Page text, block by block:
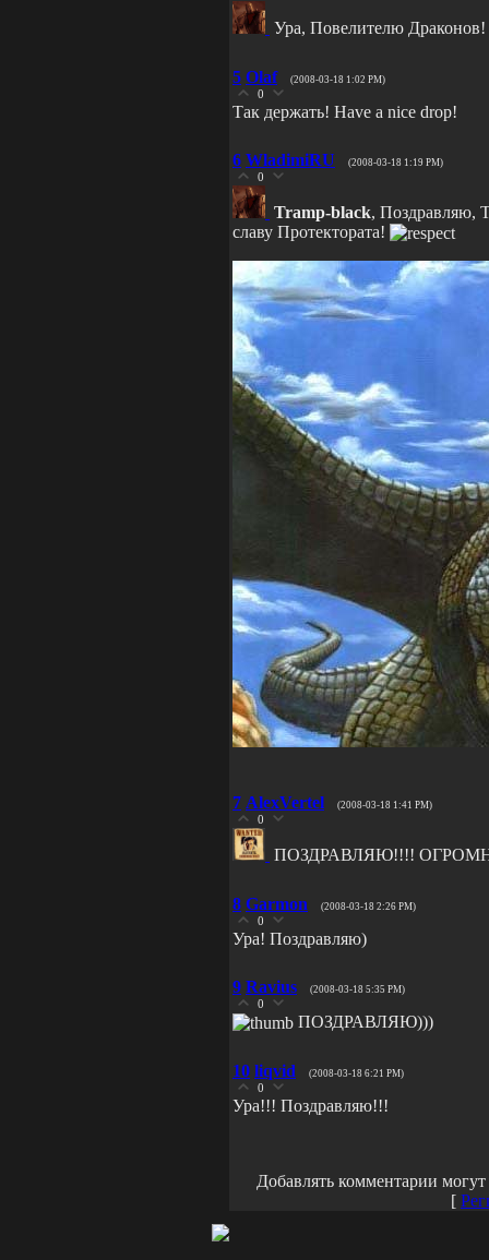
Ура, Повелителю Драконов!
5 Olaf (2008-03-18 1:02 PM)
0
Так держать! Have a nice drop!
6 WladimiRU (2008-03-18 1:19 PM)
0
Tramp-black, Поздравляю,
славу Протектората!
7 AlexVertel (2008-03-18 1:41 PM)
0
ПОЗДРАВЛЯЮ!!!!
8 Garmon (2008-03-18 2:26 PM)
0
Ура! Поздравляю)
9 Ravius (2008-03-18 5:35 PM)
0
ПОЗДРАВЛЯЮ)))
10 liqvid (2008-03-18 6:21 PM)
0
Ура!!! Поздравляю!!!
Добавлять комментарии
[